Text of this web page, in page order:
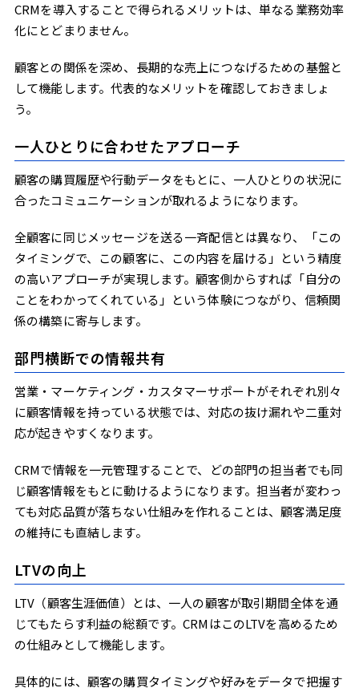
CRMを導入することで得られるメリットは、単なる業務効率
化にとどまりません。
顧客との関係を深め、長期的な売上につなげるための基盤と
して機能します。代表的なメリットを確認しておきましょ
う。
一人ひとりに合わせたアプローチ
顧客の購買履歴や行動データをもとに、一人ひとりの状況に
合ったコミュニケーションが取れるようになります。
全顧客に同じメッセージを送る一斉配信とは異なり、「この
タイミングで、この顧客に、この内容を届ける」という精度
の高いアプローチが実現します。顧客側からすれば「自分の
ことをわかってくれている」という体験につながり、信頼関
係の構築に寄与します。
部門横断での情報共有
営業・マーケティング・カスタマーサポートがそれぞれ別々
に顧客情報を持っている状態では、対応の抜け漏れや二重対
応が起きやすくなります。
CRMで情報を一元管理することで、どの部門の担当者でも同
じ顧客情報をもとに動けるようになります。担当者が変わっ
ても対応品質が落ちない仕組みを作れることは、顧客満足度
の維持にも直結します。
LTVの向上
LTV（顧客生涯価値）とは、一人の顧客が取引期間全体を通
じてもたらす利益の総額です。CRMはこのLTVを高めるため
の仕組みとして機能します。
具体的には、顧客の購買タイミングや好みをデータで把握す